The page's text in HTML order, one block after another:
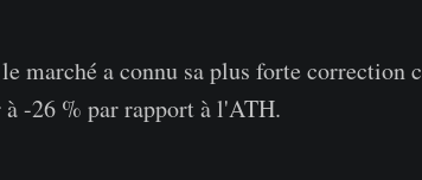
marché a connu sa plus forte correction
-26 % par rapport à l'ATH.